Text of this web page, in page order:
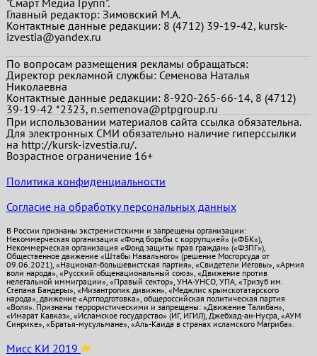
"Смарт Медиа Групп".
Главный редактор:Зимовский М.А.
Контактные данные редакции: 8 (4712) 39-19-42, kursk-
izvestia@yandex.ru
По вопросам размещения рекламы обращаться:
Директор рекламной службы: Семенова Наталья
Николаевна
Контактные данные редакции: 8-920-265-66-14, 8 (4712)
39-19-42 *2323, n.semenova@ptpgroup.ru
При использовании материалов сайта ссылка обязательна.
Для электронных СМИ обязательно наличие гиперссылки
на http://kursk-izvestia.ru/.
Возрастное ограничение 16+
Политика конфиденциальности
Согласие на обработку персональных данных
В России признаны экстремистскими и запрещены организации:
Некоммерческая организация «Фонд борьбы с коррупцией» («ФБК»),
Некоммерческая организация «Фонд защиты прав граждан» («ФЗПГ»),
Общественное движение «Штабы Навального» (решение Мосгорсуда от
09.06.2021), «Национал-большевистская партия», «Свидетели Иеговы», «Армия
воли народа», «Русский общенациональный союз», «Движение против
нелегальной иммиграции», «Правый сектор», УНА-УНСО, УПА, «Тризуб им.
Степана Бандеры», «Мизантропик дивижн», «Меджлис крымскотатарского
народа», движение «Артподготовка», общероссийская политическая партия
«Воля». Признаны террористическими и запрещены: «Движение Талибан»,
«Имарат Кавказ», «Исламское государство» (ИГ, ИГИЛ), Джебхад-ан-Нусра, «АУМ
Синрике», «Братья-мусульмане», «Аль-Каида в странах исламского Магриба».
Мисс КИ 2019